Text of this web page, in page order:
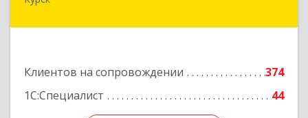
Клиентов на сопровождении
374
1С:Специалист
44